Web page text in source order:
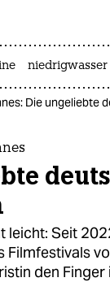
zahl ich
ich
niedrigwasser
Die ungeliebte
leicht: Seit
Filmfestivals
den Finger